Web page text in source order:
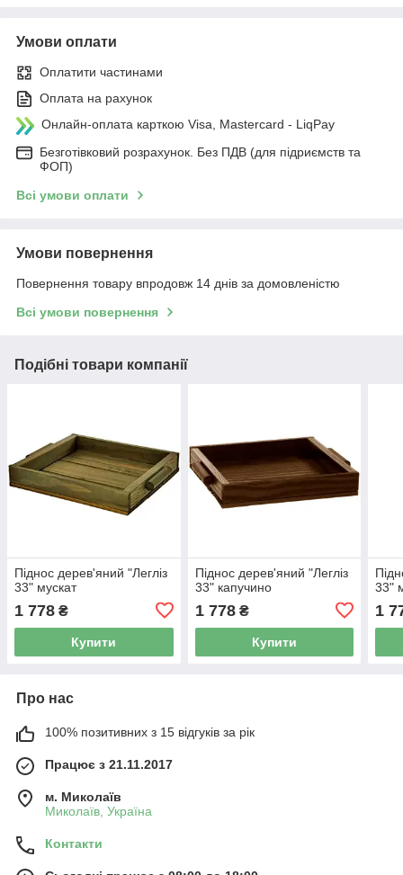
Умови оплати
Оплатити частинами
Оплата на рахунок
Онлайн-оплата карткою Visa, Mastercard - LiqPay
Безготівковий розрахунок. Без ПДВ (для підриємств та
ФОП)
Всі умови оплати
Умови повернення
Повернення товару впродовж 14 днів за домовленістю
Всі умови повернення
Подібні товари компанії
Піднос дерев'яний "Легліз
33" мускат
1 778 ₴
Купити
Піднос дерев'яний "Легліз
33" капучино
1 778₴
Купити
33"
1
Про нас
100% позитивних з 15 відгуків за рік
Працює з 21.11.2017
м. Миколаїв
Миколаїв, Україна
Контакти